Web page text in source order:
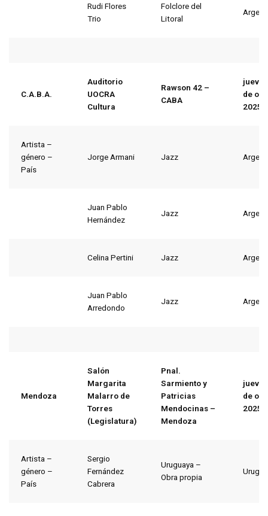
Rudi Flores
Trio
Folclore del
Litoral
C.A.B.A.
Auditorio
UOCRA
Cultura
Rawson 42 –
CABA
de
2025
Artista –
género –
País
Jorge Armani Jazz
Juan Pablo
Hernández
Jazz
Celina Pertini Jazz
Juan Pablo
Arredondo
Jazz
Mendoza
Salón
Margarita
Malarro de
Torres
(Legislatura)
Pnal.
Sarmiento y
Patricias
Mendocinas –
Mendoza
de
2025
Artista –
género –
País
Sergio
Fernández
Cabrera
Uruguaya –
Obra propia